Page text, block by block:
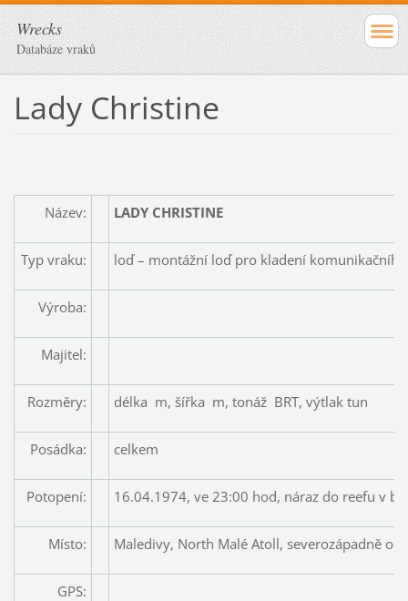
Wrecks
Databáze vraků
Lady Christine
Název: LADY CHRISTINE
Typ vraku: loď – montážní loď pro kladení
Výroba:
Majitel:
Rozměry: délka m, šířka m, tonáž BRT, výtlak tun
Posádka: celkem
Potopení: 16.04.1974, ve 23:00 hod, náraz do reefu v
Místo: Maledivy, North Malé Atoll, severozápadně od
GPS: